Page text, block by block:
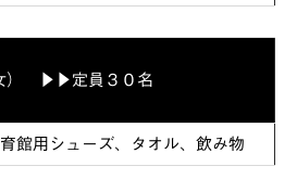
） ▶▶定員３０名
館用シューズ、タオル、飲み物